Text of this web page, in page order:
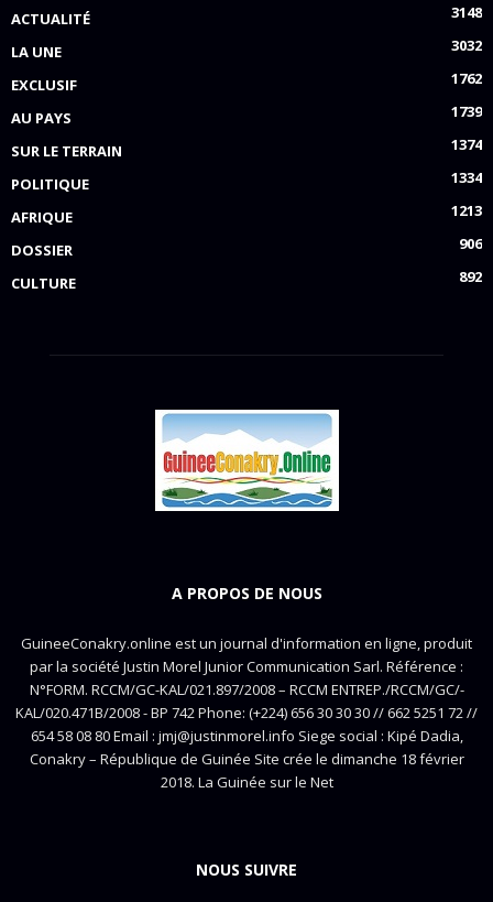
ACTUALITÉ
3148
LA UNE
3032
EXCLUSIF
1762
AU PAYS
1739
SUR LE TERRAIN
1374
POLITIQUE
1334
AFRIQUE
1213
DOSSIER
906
CULTURE
892
A PROPOS DE NOUS
GuineeConakry.online est un journal d'information en ligne, produit
par la société Justin Morel Junior Communication Sarl. Référence :
N°FORM. RCCM/GC-KAL/021.897/2008 – RCCM ENTREP./RCCM/GC/-
KAL/020.471B/2008 - BP 742 Phone: (+224) 656 30 30 30 // 662 5251 72 //
654 58 08 80 Email : jmj@justinmorel.info Siege social : Kipé Dadia,
Conakry – République de Guinée Site crée le dimanche 18 février
2018. La Guinée sur le Net
NOUS SUIVRE